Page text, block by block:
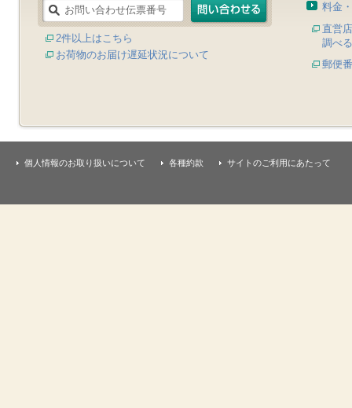
2件以上はこちら
お荷物のお届け遅延状況について
料金
直営
調べる
郵便
個人情報のお取り扱いについて 各種約款 サイトのご利用にあたって